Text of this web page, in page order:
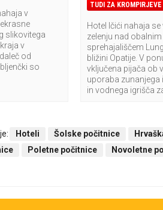
v
slikovitega
v
od
so
TUDI ZA
Hotel Ičići nahaja
zelenju nad obalnim
sprehajališčem
bližini Opatije. V
vključena pijača ob
uporaba zunanjega
in vodnega igrišča
Hoteli Šolske počitnice
Poletne počitnice Novoletne